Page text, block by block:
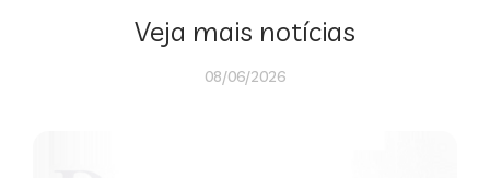
Veja mais notícias
08/06/2026